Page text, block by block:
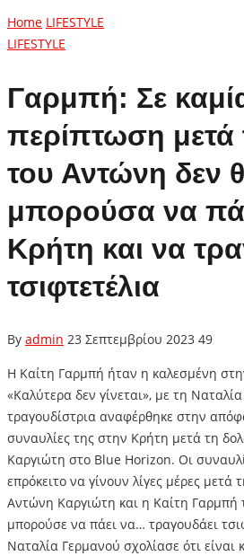
Home LIFESTYLE
LIFESTYLE
Γαρμπή: Σε
περίπτωση μετά
του Αντώνη δεν
μπορούσα να
Κρήτη και να
τσιφτετέλια
By admin 23 Σεπτεμβρίου 2023 49
Η Καίτη Γαρμπή ήταν η καλεσμένη
«Καλύτερα δεν γίνεται», με τη
τραγουδίστρια αναφέρθηκε στην
συναυλίες της στην Κρήτη μετά τη
Καργιώτη στο Blue Horizon. Οι
επρόκειτο να γίνουν λίγες μέρες μετά
Αντώνη Καργιώτη και η Καίτη Γαρμπή
μπορούσε να πάει να… τραγουδάει
Ναταλία Γερμανού σχολίασε ότι είναι